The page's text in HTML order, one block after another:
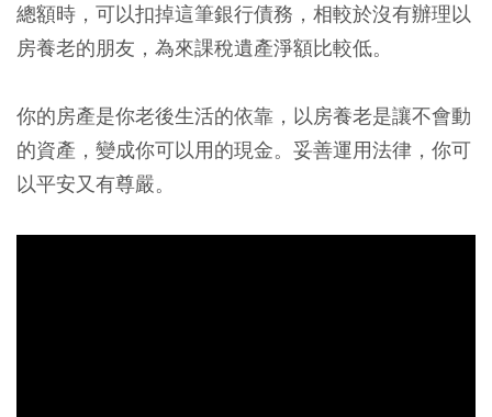
總額時，可以扣掉這筆銀行債務，相較於沒有辦理以
房養老的朋友，為來課稅遺產淨額比較低。
你的房產是你老後生活的依靠，以房養老是讓不會動
的資產，變成你可以用的現金。妥善運用法律，你可
以平安又有尊嚴。